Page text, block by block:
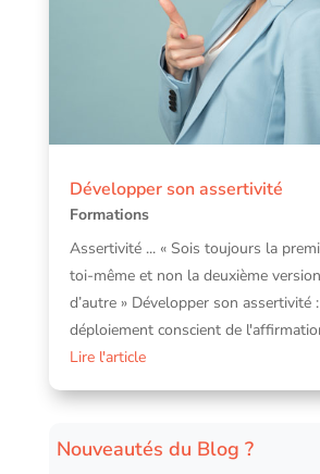
Développer son assertivité
Formations
Assertivité ... « Sois toujours la
toi-même et non la deuxième
d’autre » Développer son assertivité
déploiement conscient de
Lire l'article
Nouveautés du Blog ?